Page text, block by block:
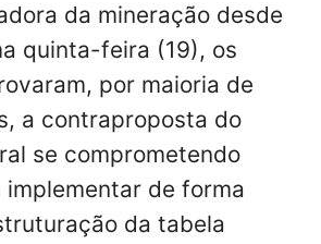
da mineração desde
quinta-feira (19), os
por maioria de
a contraproposta do
se comprometendo
de forma
da tabela